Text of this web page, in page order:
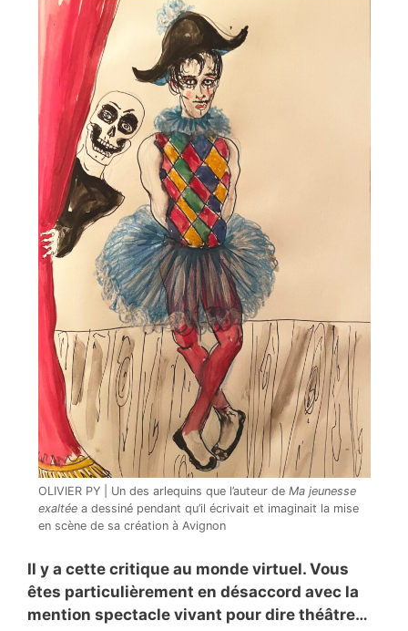
OLIVIER PY | Un des arlequins que l’auteur de Ma jeunesse
exaltéea dessiné pendant qu’il écrivait et imaginait la mise
en scène de sa création à Avignon
Il y a cette critique au monde virtuel. Vous
êtes particulièrement en désaccord avec la
mention spectacle vivant pour dire théâtre…